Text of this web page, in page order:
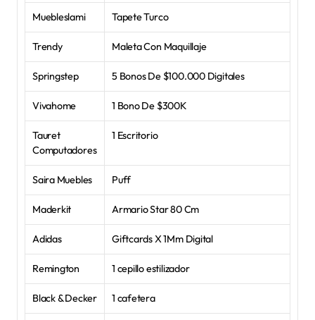
Muebleslami Tapete Turco
Trendy Maleta Con Maquillaje
Springstep 5 Bonos De $100.000 Digitales
Vivahome 1 Bono De $300K
Tauret
Computadores
1 Escritorio
Saira Muebles Puff
Maderkit Armario Star 80 Cm
Adidas Giftcards X 1Mm Digital
Remington 1 cepillo estilizador
Black & Decker 1 cafetera